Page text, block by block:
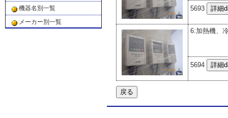
機器名別一覧
メーカー別一覧
5693
6:加熱機、
5694